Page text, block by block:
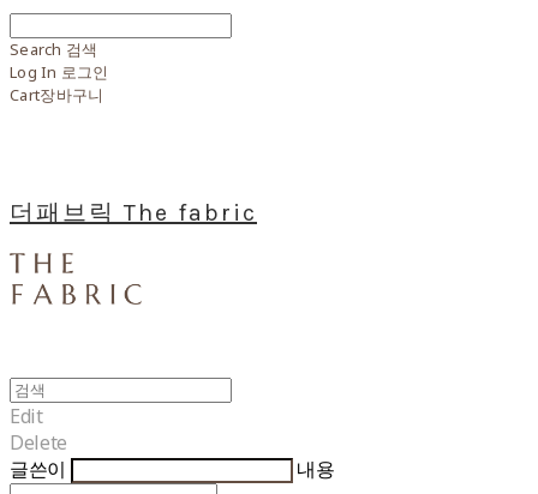
Search 검색
Log In 로그인
Cart장바구니
더패브릭 The fabric
Edit
Delete
글쓴이
내용